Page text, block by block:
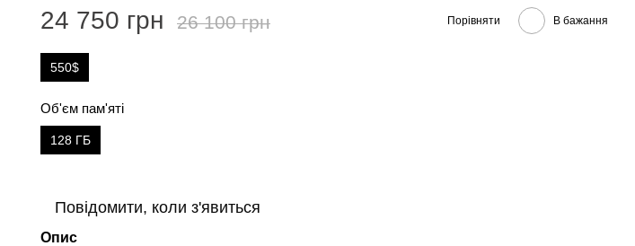
24 750 грн 26 100 грн Порівняти В бажання
550$
Об'єм пам'яті
128 ГБ
Повідомити, коли з'явиться
Опис